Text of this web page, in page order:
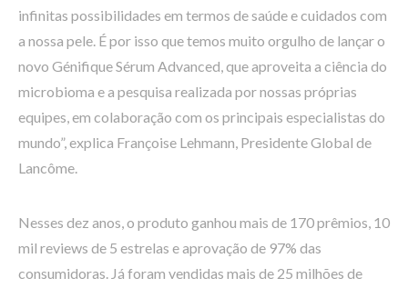
infinitas possibilidades em termos de saúde e cuidados com
a nossa pele. É por isso que temos muito orgulho de lançar o
novo Génifique Sérum Advanced, que aproveita a ciência do
microbioma e a pesquisa realizada por nossas próprias
equipes, em colaboração com os principais especialistas do
mundo”, explica Françoise Lehmann, Presidente Global de
Lancôme.
Nesses dez anos, o produto ganhou mais de 170 prêmios, 10
mil reviews de 5 estrelas e aprovação de 97% das
consumidoras. Já foram vendidas mais de 25 milhões de